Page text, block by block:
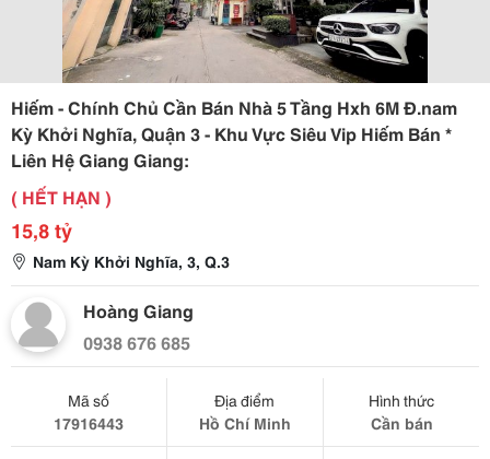
Hiếm - Chính Chủ Cần Bán Nhà 5 Tầng Hxh 6M Đ.nam
Kỳ Khởi Nghĩa, Quận 3 - Khu Vực Siêu Vip Hiếm Bán *
Liên Hệ Giang Giang:
( HẾT HẠN )
15,8 tỷ
Nam Kỳ Khởi Nghĩa, 3, Q.3
Hoàng Giang
0938 676 685
Mã số
17916443
Địa điểm
Hồ Chí Minh
Hình thức
Cần bán